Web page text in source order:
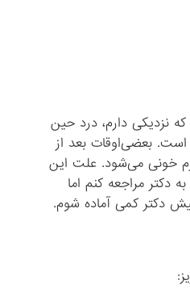
نزدیکی دارم، درد حین
بعضی‌اوقات بعد از
خونی می‌شود. علت این
مراجعه کنم اما
دکتر کمی آماده شوم.